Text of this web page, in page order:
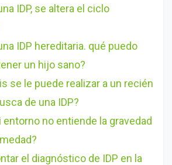
IDP, se altera el ciclo
IDP hereditaria. qué puedo
un hijo sano?
se le puede realizar a un recién
de una IDP?
entorno no entiende la gravedad
el diagnóstico de IDP en la